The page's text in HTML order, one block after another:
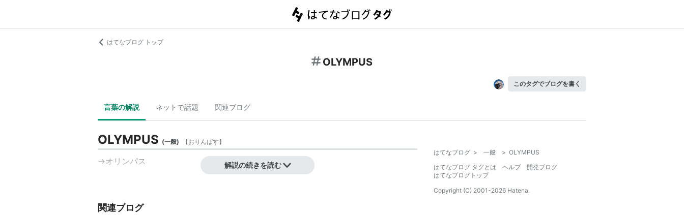
はてなブログ トップ
OLYMPUS
このタグでブログを書く
言葉の解説 ネットで話題 関連ブログ
OLYMPUS (一般) 【おりんぱす】
→オリンパス 解説の続きを読む
関連ブログ
はてなブログ > 一般 > OLYMPUS
はてなブログ タグとは
ヘルプ
開発ブログ
はてなブログトップ
Copyright (C) 2001-2026 Hatena.